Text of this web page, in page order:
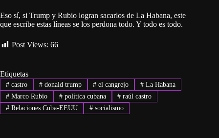
Eso sí, si Trump y Rubio logran sacarlos de La Habana, este
que escribe estas líneas se los perdona todo. Y todo es todo.
Post Views: 66
Etiquetas
#castro #donald trump # el cangrejo # La Habana
#Marco Rubio #política cubana # raúl castro
#Relaciones Cuba-EEUU #socialismo